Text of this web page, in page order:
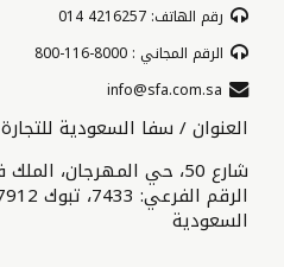
رقم الهاتف: 4216257 014
الرقم المجاني : 8000-116-800
info@sfa.com.sa
العنوان / سفا السعودية للتجارة
السعودية